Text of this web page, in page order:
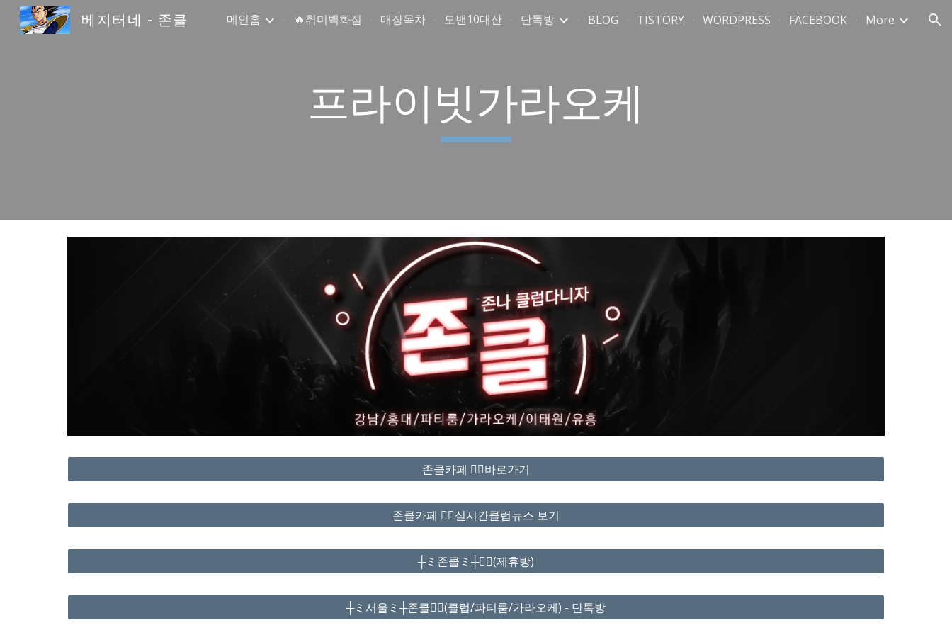
Skip to main content Skip to navigation
베지터네 - 존클 메인홈 🔥취미백화점 매장목차 모밴10대산 단톡방 BLOG TISTORY WORDPRESS FACEBOOK More
프라이빗가라오케
존클카페 ❤️‍🔥바로가기
존클카페 ❤️‍🔥실시간클럽뉴스 보기
┼ミ존클ミ┼❤️‍🔥(제휴방)
┼ミ서울ミ┼존클❤️‍🔥(클럽/파티룸/가라오케) - 단톡방